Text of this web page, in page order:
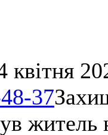
квітня